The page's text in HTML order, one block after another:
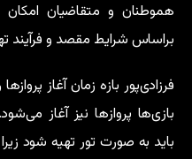
هموطنان و متقاضیان امکان
براساس شرایط مقصد و فرآیند
فرزادی‌پور بازه زمان‌ آغاز
بازی‌ها پروازها نیز آغاز
باید به صورت تور تهیه شود